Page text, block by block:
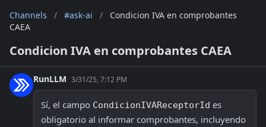
Channels / #ask-ai /
Condicion IVA en comprobantes
CAEA
Condicion IVA en comprobantes CAEA
RunLLM 3/31/25, 7:12 PM
Sí, el campo CondicionIVAReceptorId es
obligatorio al informar comprobantes, incluyendo